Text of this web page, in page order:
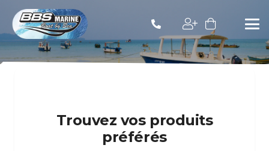
Trouvez vos produits
préférés